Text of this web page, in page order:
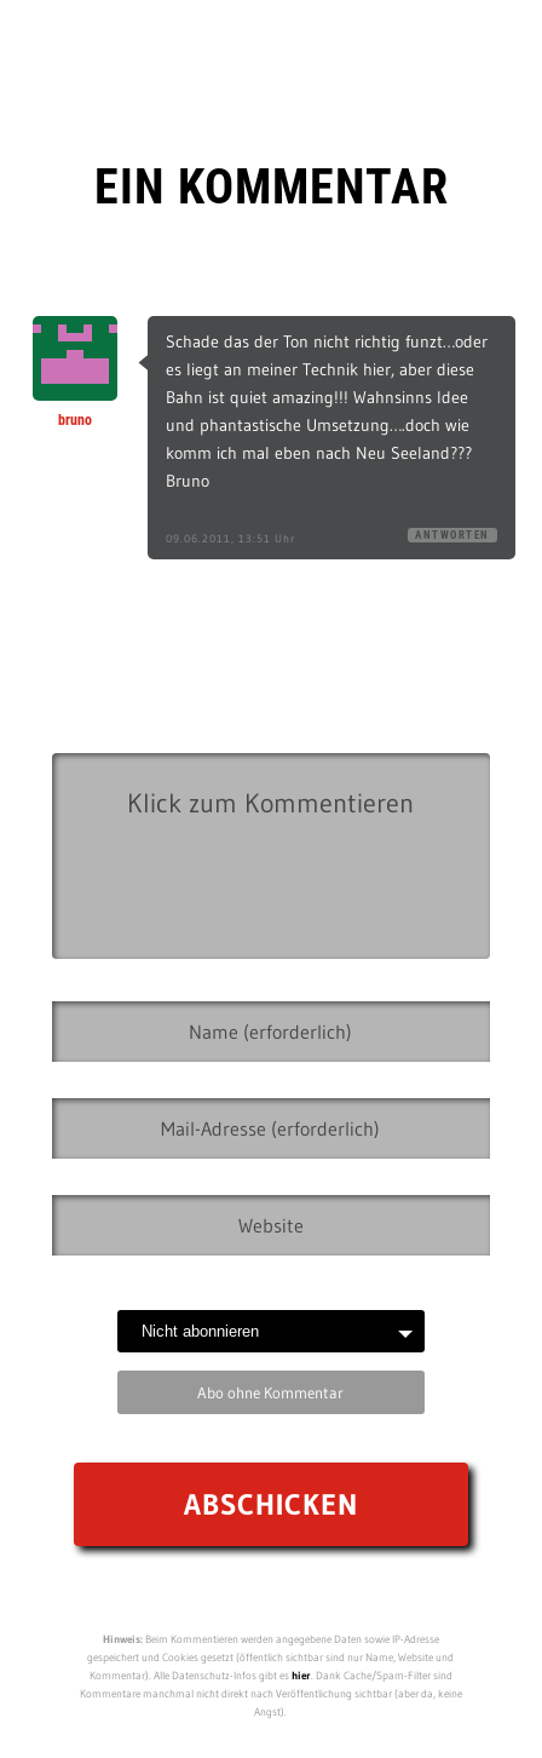
EIN KOMMENTAR
bruno
Schade das der Ton nicht richtig funzt…oder
es liegt an meiner Technik hier, aber diese
Bahn ist quiet amazing!!! Wahnsinns Idee
und phantastische Umsetzung….doch wie
komm ich mal eben nach Neu Seeland???
Bruno
09.06.2011, 13:51 Uhr ANTWORTEN
Abo ohne Kommentar
Hinweis:Beim Kommentieren werden angegebene Daten sowie IP-Adresse
gespeichert und Cookies gesetzt (öffentlich sichtbar sind nur Name, Website und
Kommentar). Alle Datenschutz-Infos gibt eshier. Dank Cache/Spam-Filter sind
Kommentare manchmal nicht direkt nach Veröffentlichung sichtbar (aber da, keine
Angst).